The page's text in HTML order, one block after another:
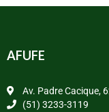
AFUFE
Av. Padre Cacique,
(51) 3233-3119